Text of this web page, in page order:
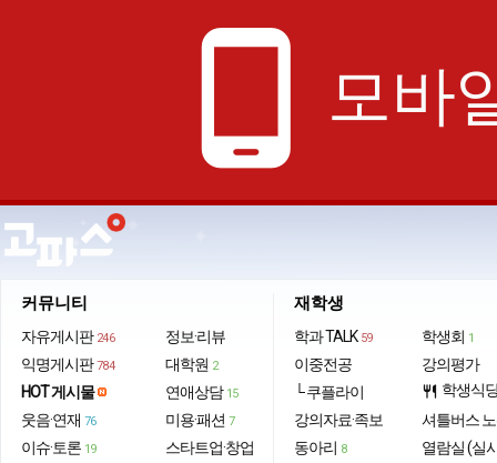
phone_android 모바
커뮤니티
자유게시판 246
익명게시판 784
HOT 게시물
웃음·연재 76
이슈·토론 19
정보·리뷰
대학원 2
연애상담 15
미용·패션 7
스타트업·창업
재학생
학과 TALK 59
이중전공
└ 쿠플라이
강의자료·족보
동아리 8
학생회 1
강의평가
restaurant 학생식
셔틀버스
열람실 (실